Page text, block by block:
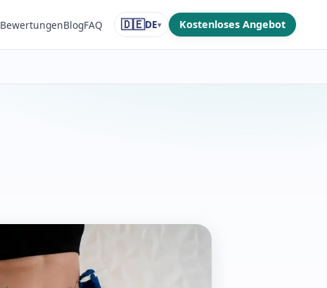
BewertungenBlogFAQ 🇩🇪DE▾ Kostenloses Angebot